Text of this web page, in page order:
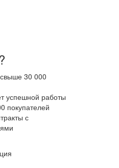
30 000
успешной работы
покупателей
с